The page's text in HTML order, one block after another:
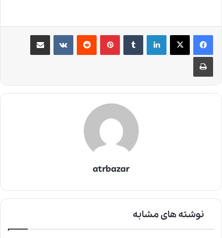
لینکدین ‫تامبلر ‫پین‌ترست‫رددیت ‫VKontakteاشتراک گذاری از طریق ایمیل
چاپ
atrbazar
نوشته های مشابه